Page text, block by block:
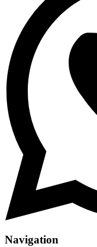
Navigation